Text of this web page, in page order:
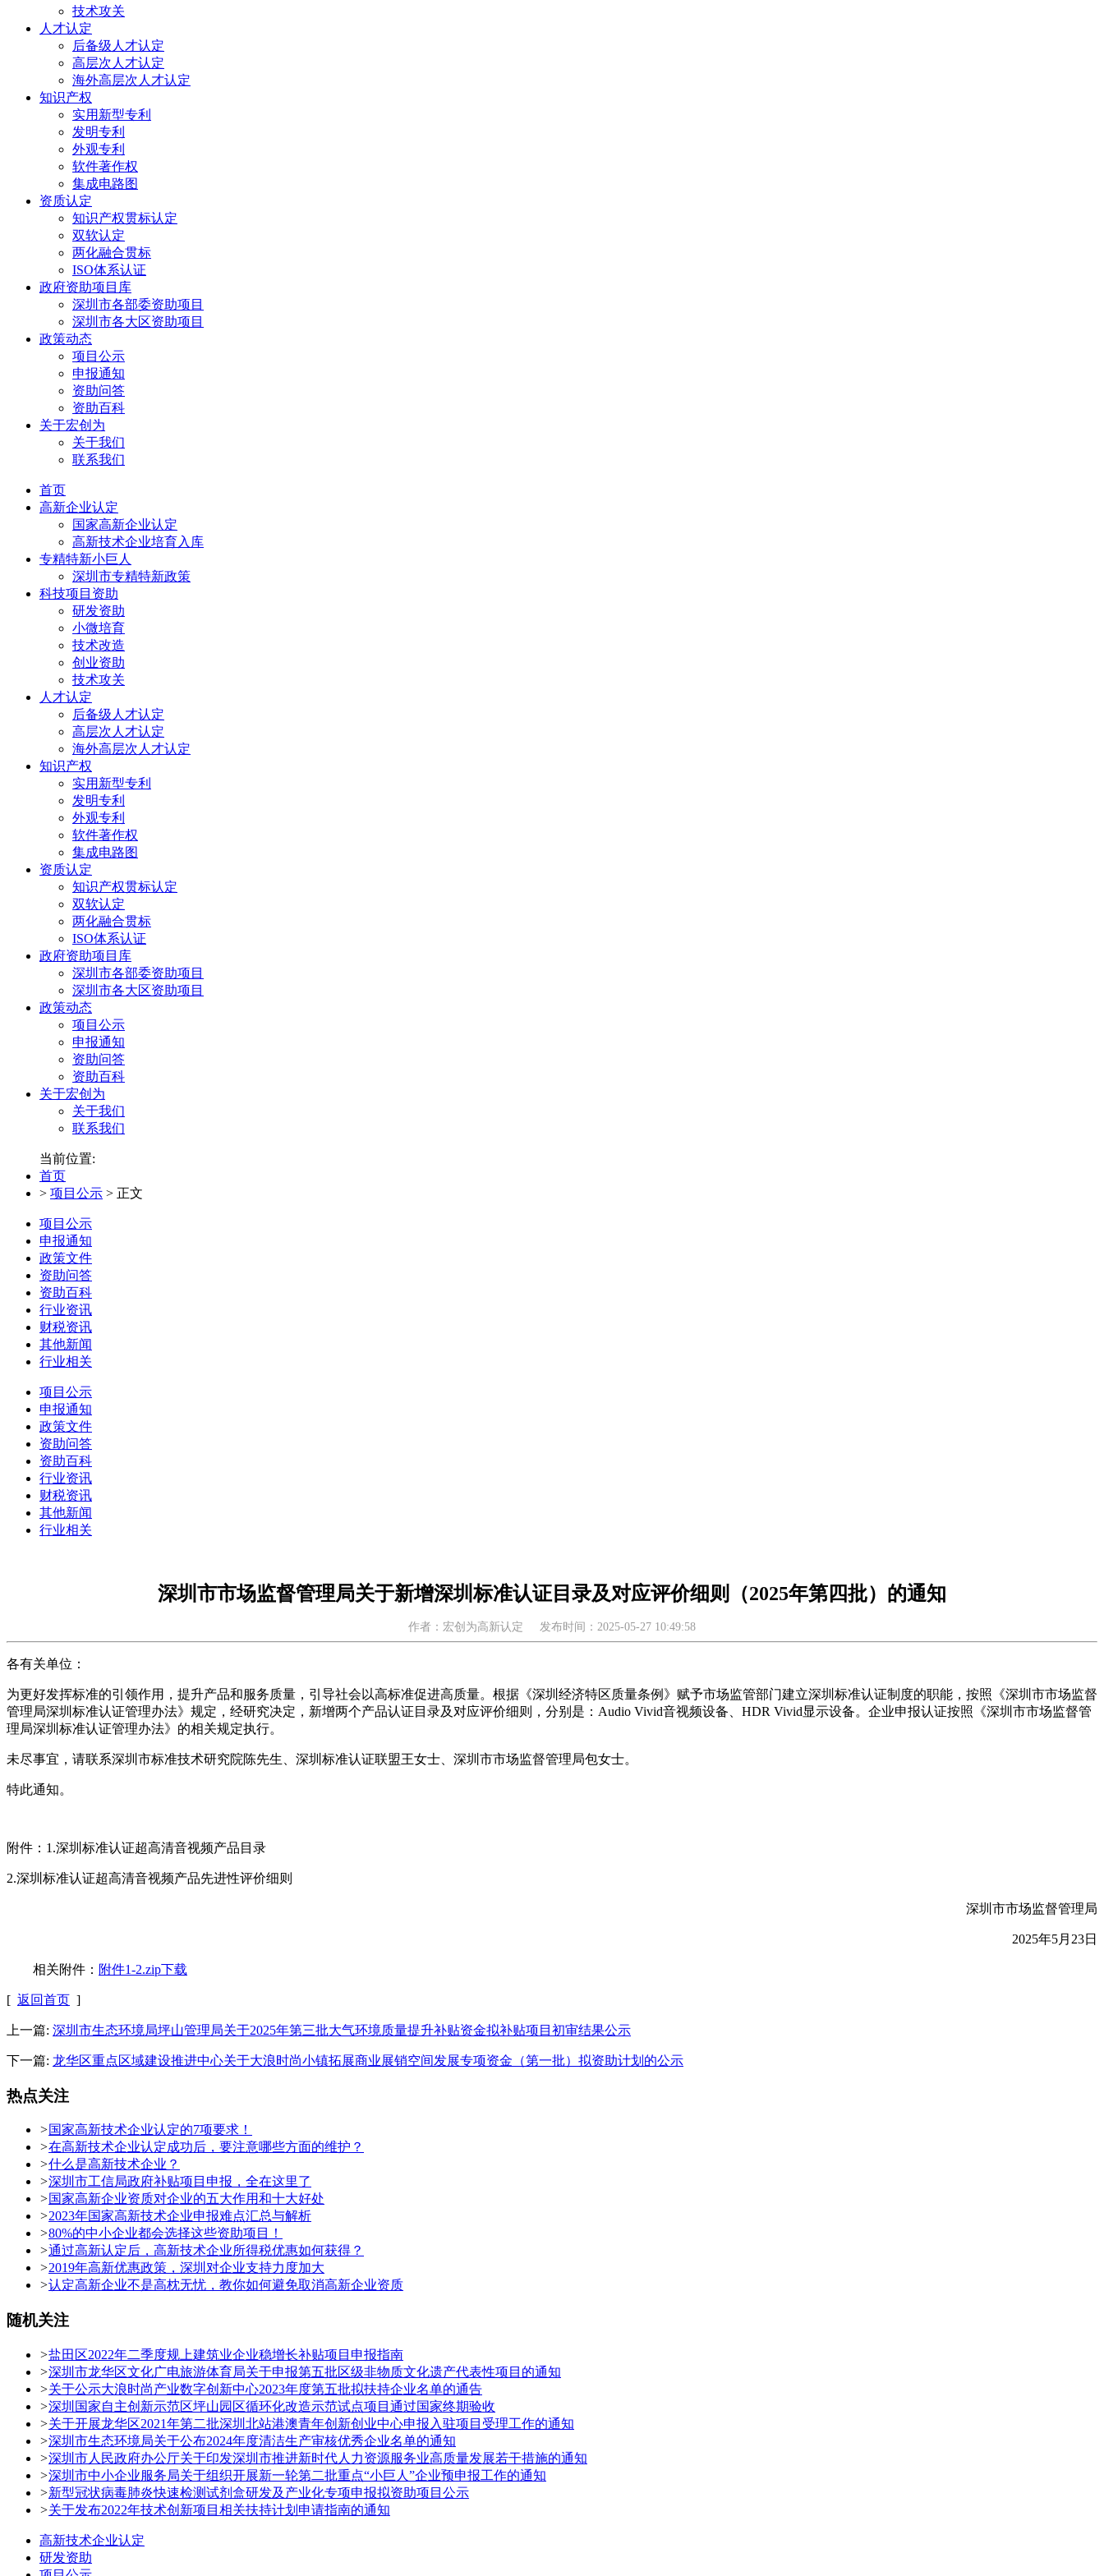
技术攻关
人才认定
后备级人才认定
高层次人才认定
海外高层次人才认定
知识产权
实用新型专利
发明专利
外观专利
软件著作权
集成电路图
资质认定
知识产权贯标认定
双软认定
两化融合贯标
ISO体系认证
政府资助项目库
深圳市各部委资助项目
深圳市各大区资助项目
政策动态
项目公示
申报通知
资助问答
资助百科
关于宏创为
关于我们
联系我们
首页
高新企业认定
国家高新企业认定
高新技术企业培育入库
专精特新小巨人
深圳市专精特新政策
科技项目资助
研发资助
小微培育
技术改造
创业资助
技术攻关
人才认定
后备级人才认定
高层次人才认定
海外高层次人才认定
知识产权
实用新型专利
发明专利
外观专利
软件著作权
集成电路图
资质认定
知识产权贯标认定
双软认定
两化融合贯标
ISO体系认证
政府资助项目库
深圳市各部委资助项目
深圳市各大区资助项目
政策动态
项目公示
申报通知
资助问答
资助百科
关于宏创为
关于我们
联系我们
当前位置:
首页
> 项目公示 > 正文
项目公示
申报通知
政策文件
资助问答
资助百科
行业资讯
财税资讯
其他新闻
行业相关
项目公示
申报通知
政策文件
资助问答
资助百科
行业资讯
财税资讯
其他新闻
行业相关
深圳市市场监督管理局关于新增深圳标准认证目录及对应评价细则（2025年第四批）的通知
作者：宏创为高新认定 发布时间：2025-05-27 10:49:58
各有关单位：
为更好发挥标准的引领作用，提升产品和服务质量，引导社会以高标准促进高质量。根据《深圳经济特区质量条例》赋予市场监管部门建立深圳标准认证制度的职能，按照《深圳市市场监督
管理局深圳标准认证管理办法》规定，经研究决定，新增两个产品认证目录及对应评价细则，分别是：Audio Vivid音视频设备、HDR Vivid显示设备。企业申报认证按照《深圳市市场监督管
理局深圳标准认证管理办法》的相关规定执行。
未尽事宜，请联系深圳市标准技术研究院陈先生、深圳标准认证联盟王女士、深圳市市场监督管理局包女士。
特此通知。
附件：1.深圳标准认证超高清音视频产品目录
2.深圳标准认证超高清音视频产品先进性评价细则
深圳市市场监督管理局
2025年5月23日
相关附件： 附件1-2.zip下载
[ 返回首页 ]
上一篇: 深圳市生态环境局坪山管理局关于2025年第三批大气环境质量提升补贴资金拟补贴项目初审结果公示
下一篇: 龙华区重点区域建设推进中心关于大浪时尚小镇拓展商业展销空间发展专项资金（第一批）拟资助计划的公示
热点关注
>国家高新技术企业认定的7项要求！
>在高新技术企业认定成功后，要注意哪些方面的维护？
>什么是高新技术企业？
>深圳市工信局政府补贴项目申报，全在这里了
>国家高新企业资质对企业的五大作用和十大好处
>2023年国家高新技术企业申报难点汇总与解析
>80%的中小企业都会选择这些资助项目！
>通过高新认定后，高新技术企业所得税优惠如何获得？
>2019年高新优惠政策，深圳对企业支持力度加大
>认定高新企业不是高枕无忧，教你如何避免取消高新企业资质
随机关注
>盐田区2022年二季度规上建筑业企业稳增长补贴项目申报指南
>深圳市龙华区文化广电旅游体育局关于申报第五批区级非物质文化遗产代表性项目的通知
>关于公示大浪时尚产业数字创新中心2023年度第五批拟扶持企业名单的通告
>深圳国家自主创新示范区坪山园区循环化改造示范试点项目通过国家终期验收
>关于开展龙华区2021年第二批深圳北站港澳青年创新创业中心申报入驻项目受理工作的通知
>深圳市生态环境局关于公布2024年度清洁生产审核优秀企业名单的通知
>深圳市人民政府办公厅关于印发深圳市推进新时代人力资源服务业高质量发展若干措施的通知
>深圳市中小企业服务局关于组织开展新一轮第二批重点“小巨人”企业预申报工作的通知
>新型冠状病毒肺炎快速检测试剂盒研发及产业化专项申报拟资助项目公示
>关于发布2022年技术创新项目相关扶持计划申请指南的通知
高新技术企业认定
研发资助